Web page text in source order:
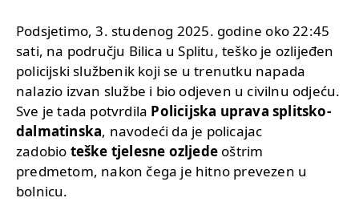
Podsjetimo, 3. studenog 2025. godine oko 22:45
sati, na području Bilica u Splitu, teško je ozlijeđen
policijski službenik koji se u trenutku napada
nalazio izvan službe i bio odjeven u civilnu odjeću.
Sve je tada potvrdila Policijska uprava splitsko-
dalmatinska, navodeći da je policajac
zadobio teške tjelesne ozljede oštrim
predmetom, nakon čega je hitno prevezen u
bolnicu.